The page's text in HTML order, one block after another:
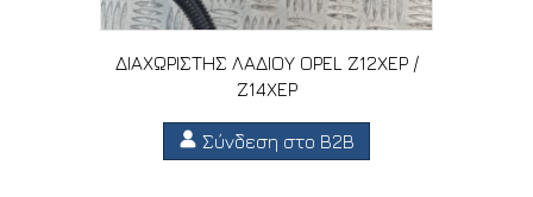
ΔΙΑΧΩΡΙΣΤΗΣ ΛΑΔΙΟΥ OPEL Z12XEP /
Z14XEP
Σύνδεση στο B2B